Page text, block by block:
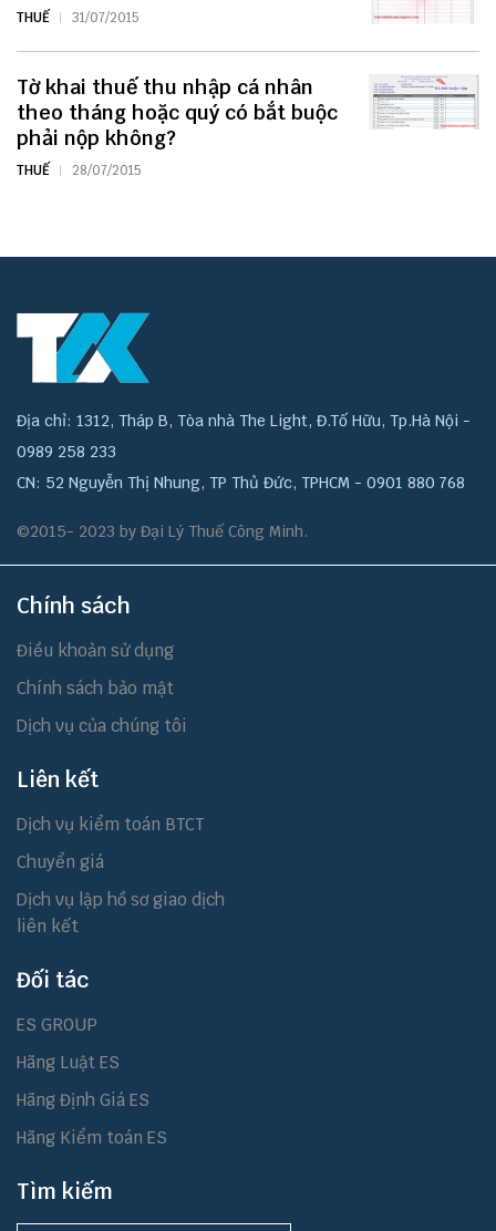
THUẾ 31/07/2015
Tờ khai thuế thu nhập cá nhân
theo tháng hoặc quý có bắt buộc
phải nộp không?
THUẾ 28/07/2015
Địa chỉ: 1312, Tháp B, Tòa nhà The Light, Đ.Tố Hữu, Tp.Hà Nội -
0989 258 233
CN: 52 Nguyễn Thị Nhung, TP Thủ Đức, TPHCM - 0901 880 768
©2015- 2023 by Đại Lý Thuế Công Minh.
Chính sách
Điều khoản sử dụng
Chính sách bảo mật
Dịch vụ của chúng tôi
Liên kết
Dịch vụ kiểm toán BTCT
Chuyển giá
Dịch vụ lập hồ sơ giao dịch
liên kết
Đối tác
ES GROUP
Hãng Luật ES
Hãng Định Giá ES
Hãng Kiểm toán ES
Tìm kiếm